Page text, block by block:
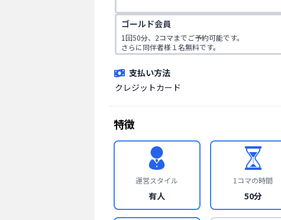
ゴールド会員
1回50分、2コマまでご予約可能です。
さらに同伴者様１名無料です。
支払い方法
クレジットカード
特徴
運営スタイル
有人
1コマの時間
50分